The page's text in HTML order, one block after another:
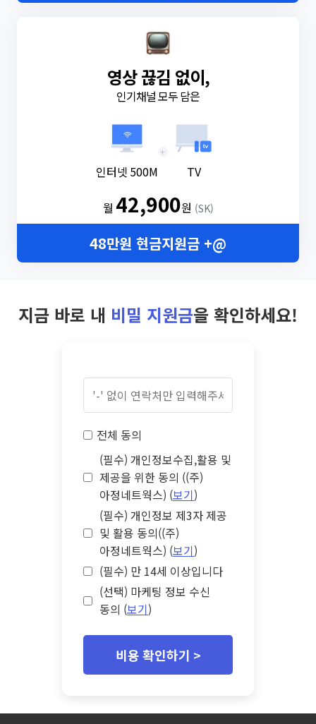
영상 끊김 없이,
인기채널 모두 담은
인터넷 500M
+
TV
월 42,900원 (SK)
48만원 현금지원금 +@
지금 바로 내 비밀 지원금을 확인하세요!
전체 동의
(필수) 개인정보수집,활용 및
제공을 위한 동의 ((주)
아정네트웍스) (보기)
(필수) 개인정보 제3자 제공
및 활용 동의((주)
아정네트웍스) (보기)
(필수) 만 14세 이상입니다
(선택) 마케팅 정보 수신
동의 (보기)
비용 확인하기 >